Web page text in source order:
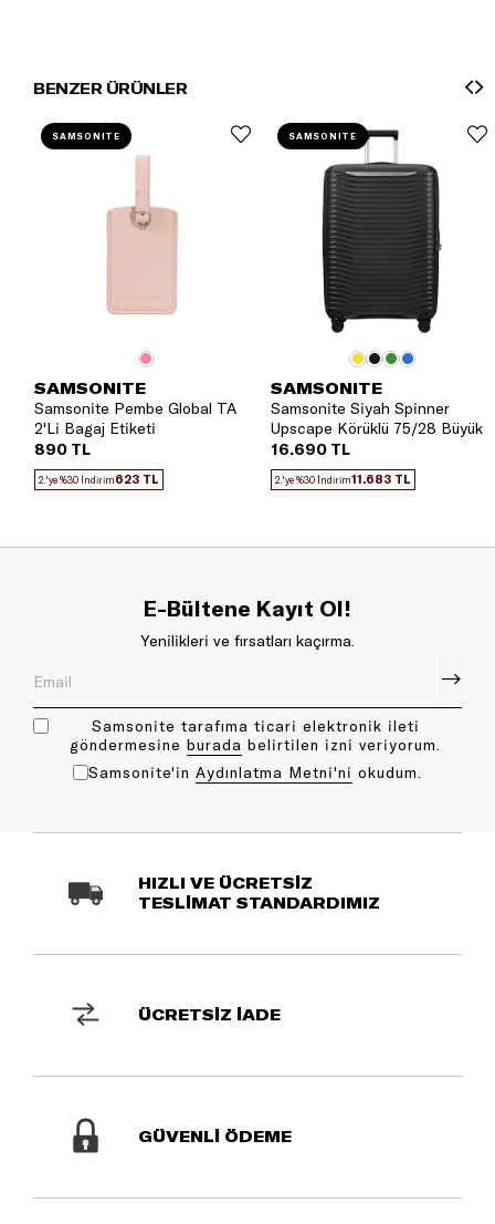
BENZER ÜRÜNLER
SAMSONITE
Samsonite Pembe Global TA
2'Li Bagaj Etiketi
890 TL
2.'ye %30 İndirim623 TL
SAMSONITE
SAMSONITE
Samsonite Siyah Spinner
Upscape Körüklü 75/28 Büyük
Boy Valiz
16.690 TL
2.'ye %30 İndirim11.683 TL
SAMSONITE
E-Bültene Kayıt Ol!
Yenilikleri ve fırsatları kaçırma.
Samsonite tarafıma ticari elektronik ileti
göndermesine bu rada belirtilen izni veriyorum.
Samsonite'in Aydınlatma Metni'ni okudum.
HIZLI VE ÜCRETSİZ
TESLİMAT STANDARDIMIZ
ÜCRETSİZ İADE
GÜVENLİ ÖDEME